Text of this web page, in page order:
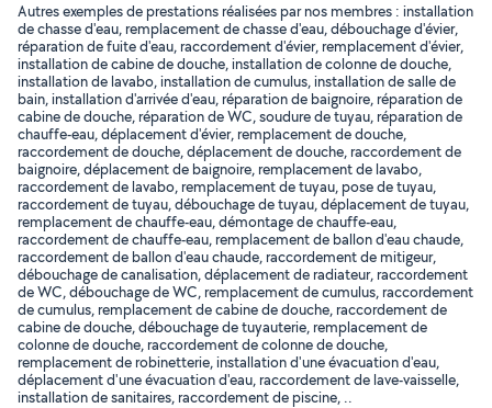
Autres exemples de prestations réalisées par nos membres : installation
de chasse d'eau, remplacement de chasse d'eau, débouchage d'évier,
réparation de fuite d'eau, raccordement d'évier, remplacement d'évier,
installation de cabine de douche, installation de colonne de douche,
installation de lavabo, installation de cumulus, installation de salle de
bain, installation d'arrivée d'eau, réparation de baignoire, réparation de
cabine de douche, réparation de WC, soudure de tuyau, réparation de
chauffe-eau, déplacement d'évier, remplacement de douche,
raccordement de douche, déplacement de douche, raccordement de
baignoire, déplacement de baignoire, remplacement de lavabo,
raccordement de lavabo, remplacement de tuyau, pose de tuyau,
raccordement de tuyau, débouchage de tuyau, déplacement de tuyau,
remplacement de chauffe-eau, démontage de chauffe-eau,
raccordement de chauffe-eau, remplacement de ballon d'eau chaude,
raccordement de ballon d'eau chaude, raccordement de mitigeur,
débouchage de canalisation, déplacement de radiateur, raccordement
de WC, débouchage de WC, remplacement de cumulus, raccordement
de cumulus, remplacement de cabine de douche, raccordement de
cabine de douche, débouchage de tuyauterie, remplacement de
colonne de douche, raccordement de colonne de douche,
remplacement de robinetterie, installation d'une évacuation d'eau,
déplacement d'une évacuation d'eau, raccordement de lave-vaisselle,
installation de sanitaires, raccordement de piscine, ..